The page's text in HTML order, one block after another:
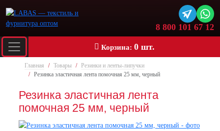
8 800 101 67 12
Корзина: 0 шт.
Главная Товары
Резинки и ленты-липучки
Резинка эластичная лента помочная 25 мм, черный
Резинка эластичная лента
помочная 25 мм, черный